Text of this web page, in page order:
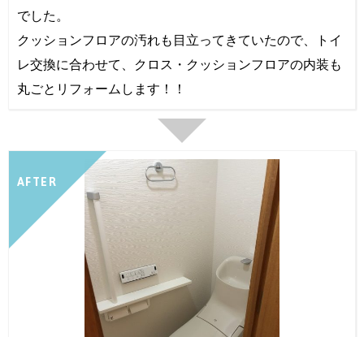
でした。
クッションフロアの汚れも目立ってきていたので、トイ
レ交換に合わせて、クロス・クッションフロアの内装も
丸ごとリフォームします！！
AFTER